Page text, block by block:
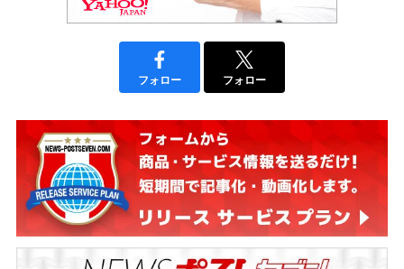
フォロー フォロー